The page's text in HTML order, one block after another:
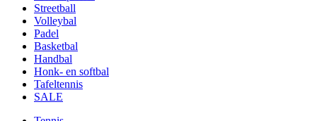
Streetball
Volleybal
Padel
Basketbal
Handbal
Honk- en softbal
Tafeltennis
SALE